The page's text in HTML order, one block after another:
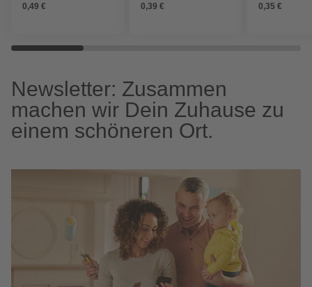
0,49 € 0,39 € 0,35 €
Newsletter: Zusammen
machen wir Dein Zuhause zu
einem schöneren Ort.